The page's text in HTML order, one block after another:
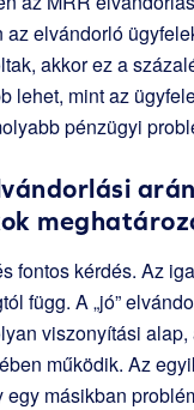
az elvándorló
akkor ez a
lehet, mint az
pénzügyi
fontos kérdés. Az
függ. A „jó”
viszonyítási
működik. Az
egy másikban